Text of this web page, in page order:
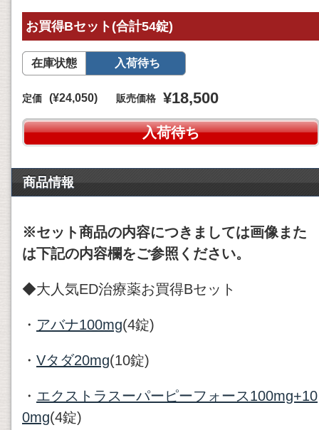
お買得Bセット(合計54錠)
在庫状態 入荷待ち
定価 (¥24,050) 販売価格 ¥18,500
入荷待ち
商品情報
※セット商品の内容につきましては画像また
は下記の内容欄をご参照ください。
◆大人気ED治療薬お買得Bセット
・ アバナ100mg(4錠)
・ Vタダ20mg(10錠)
・ エクストラスーパーピーフォース100mg+10
0mg(4錠)